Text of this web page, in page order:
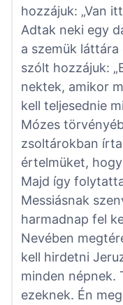
hozzájuk: „Van
Adtak neki egy
a szemük
szólt hozzájuk:
nektek, amikor
kell teljesednie
Mózes
zsoltárokban
értelmüket,
Majd így
Messiásnak
harmadnap fel
Nevében
kell hirdetni
minden népnek.
ezeknek. Én